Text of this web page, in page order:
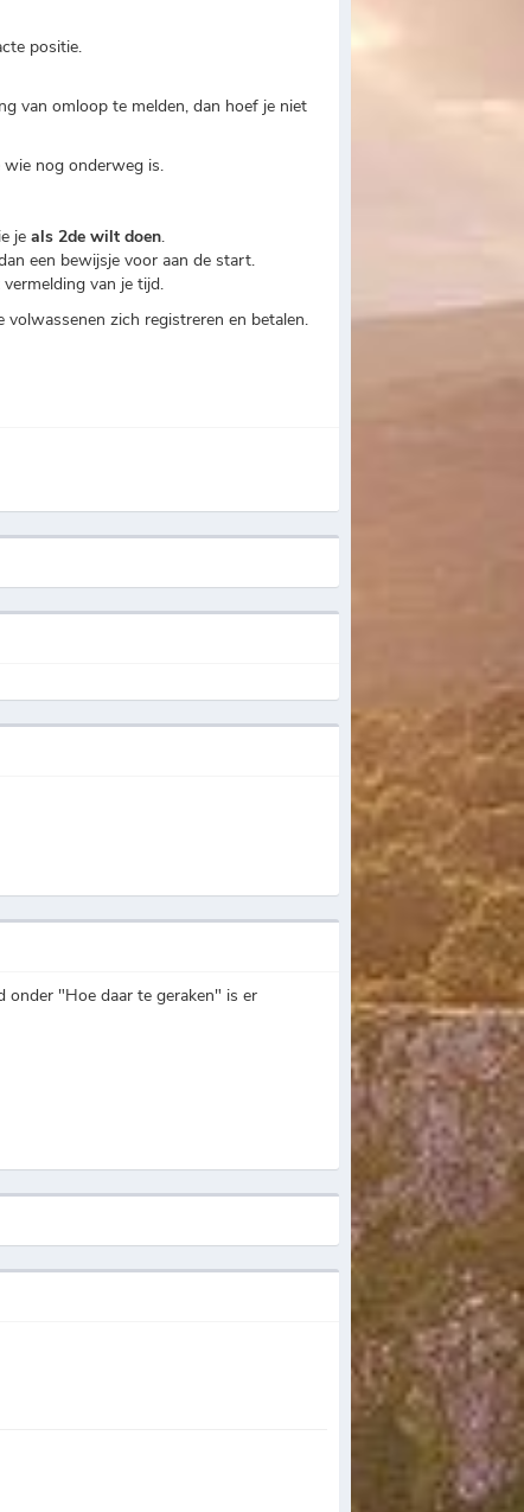
positie.
van omloop te melden, dan hoef je niet
nog onderweg is.
jeals 2de wilt doen.
een bewijsje voor aan de start.
van je tijd.
zich registreren en betalen.
onder "Hoe daar te geraken" is er